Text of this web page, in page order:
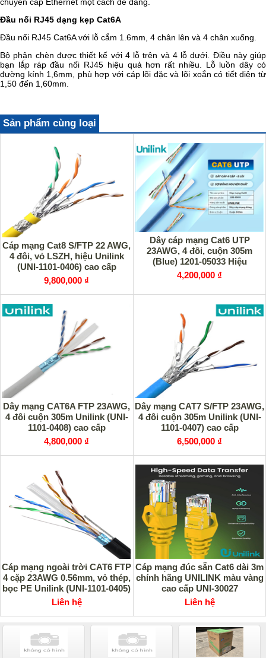
Đầu nối RJ45 dạng kẹp Cat6A
Đầu nối RJ45 Cat6A với lỗ cắm 1.6mm, 4 chân lên và 4 chân xuống.
Bộ phận chèn được thiết kế với 4 lỗ trên và 4 lỗ dưới. Điều này giúp
bạn lắp ráp đầu nối RJ45 hiệu quả hơn rất nhiều. Lỗ luồn dây có
đường kính 1,6mm, phù hợp với cáp lõi đặc và lõi xoắn có tiết diện từ
1,50 đến 1,60mm.
Sản phẩm cùng loại
Cáp mạng Cat8 S/FTP 22 AWG,
4 đôi, vỏ LSZH, hiệu Unilink
(UNI-1101-0406) cao cấp
9,800,000 ₫
Dây cáp mạng Cat6 UTP
23AWG, 4 đôi, cuộn 305m
(Blue) 1201-05033 Hiệu
UNILINK cao cấp
4,200,000 ₫
Dây mạng CAT6A FTP 23AWG,
4 đôi cuộn 305m Unilink (UNI-
1101-0408) cao cấp
4,800,000 ₫
Dây mạng CAT7 S/FTP 23AWG,
4 đôi cuộn 305m Unilink (UNI-
1101-0407) cao cấp
6,500,000 ₫
Cáp mạng ngoài trời CAT6 FTP
4 cặp 23AWG 0.56mm, vỏ thép,
bọc PE Unilink (UNI-1101-0405)
Liên hệ
Cáp mạng đúc sẵn Cat6 dài 3m
chính hãng UNILINK màu vàng
cao cấp UNI-30027
Liên hệ